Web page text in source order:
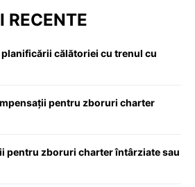
RECENTE
planificării călătoriei cu trenul cu
pentru zboruri charter
pentru zboruri charter întârziate sau